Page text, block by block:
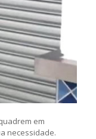
em
necessidade.